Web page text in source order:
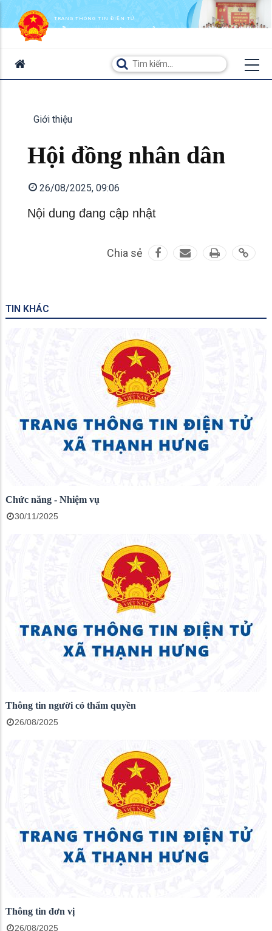
TRANG THÔNG TIN ĐIỆN TỬ
XÃ THẠNH HƯNG - TỈNH AN GIANG
Giới thiệu
Hội đồng nhân dân
26/08/2025, 09:06
Nội dung đang cập nhật
Chia sẻ
TIN KHÁC
Chức năng - Nhiệm vụ
30/11/2025
Thông tin người có thẩm quyền
26/08/2025
Thông tin đơn vị
26/08/2025